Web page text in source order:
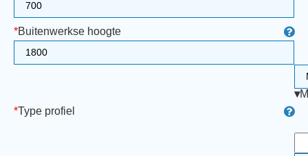
*Buitenwerkse hoogte
*Type profiel
▾